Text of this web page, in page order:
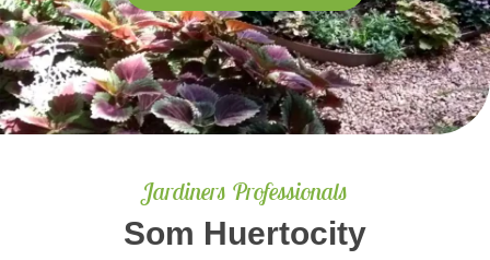
Jardiners Professionals
Som Huertocity